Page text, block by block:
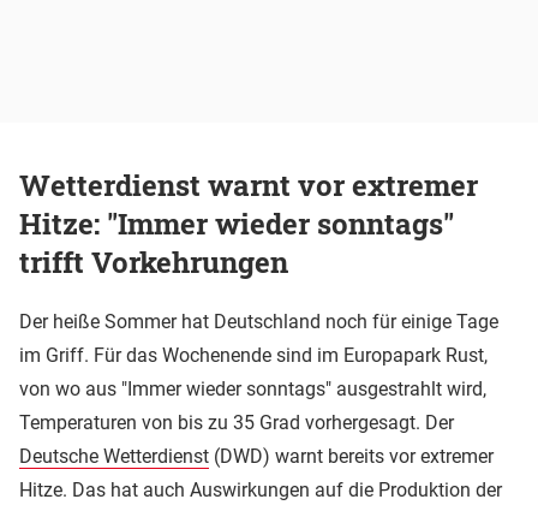
Wetterdienst warnt vor extremer
Hitze: "Immer wieder sonntags"
trifft Vorkehrungen
Der heiße Sommer hat Deutschland noch für einige Tage
im Griff. Für das Wochenende sind im Europapark Rust,
von wo aus "Immer wieder sonntags" ausgestrahlt wird,
Temperaturen von bis zu 35 Grad vorhergesagt. Der
Deutsche Wetterdienst (DWD) warnt bereits vor extremer
Hitze. Das hat auch Auswirkungen auf die Produktion der